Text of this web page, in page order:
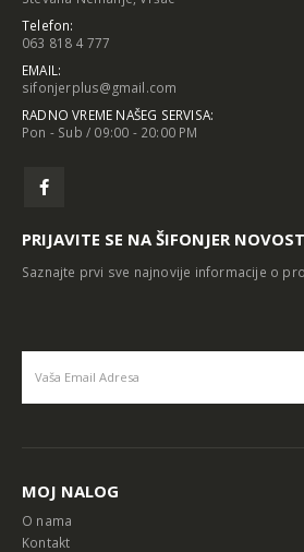
Telefon:
063 818 4 777
EMAIL:
sifonjerplus@gmail.com
RADNO VREME NAŠEG SERVISA:
Pon - Sub / 09:00 - 20:00 PM
PRIJAVITE SE NA ŠIFONJER
Saznajte prvi sve najnovije informacije o
MOJ NALOG
O nama
Kontakt